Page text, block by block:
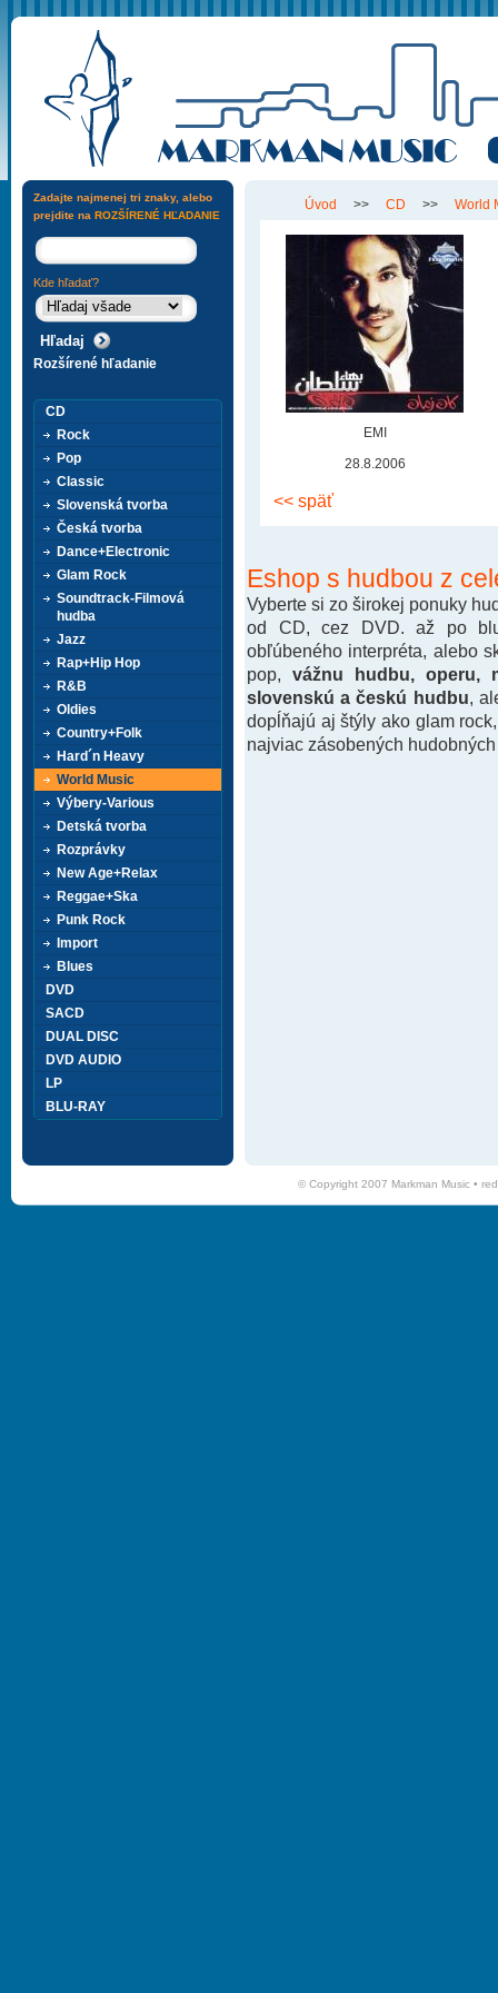
Úvod >> CD >> World
EMI
28.8.2006
<< späť
Eshop s hudbou z
Vyberte si zo širokej ponuky
od CD, cez DVD. až po
obľúbeného interpréta, alebo
pop, vážnu hudbu, operu,
slovenskú a českú hudbu ,
dopĺňajú aj štýly ako glam
najviac zásobených
Zadajte najmenej tri znaky, alebo
prejdite na ROZŠÍRENÉ HĽADANIE
Kde hľadať?
Rozšírené hľadanie
CD
Rock
Pop
Classic
Slovenská tvorba
Česká tvorba
Dance+Electronic
Glam Rock
Soundtrack-Filmová
hudba
Jazz
Rap+Hip Hop
R&B
Oldies
Country+Folk
Hard´n Heavy
World Music
Výbery-Various
Detská tvorba
Rozprávky
New Age+Relax
Reggae+Ska
Punk Rock
Import
Blues
DVD
SACD
DUAL DISC
DVD AUDIO
LP
BLU-RAY
© Copyright 2007 Markman Music •